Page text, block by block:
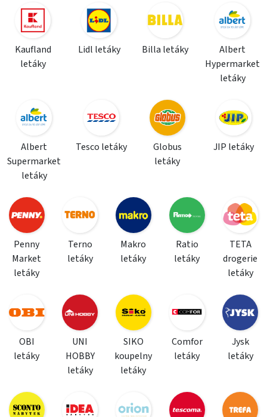
Kaufland
letáky
Lidl letáky Billa letáky
Albert
Hypermarket
letáky
Albert
Supermarket
letáky
Tesco letáky
Globus
letáky
JIP letáky
Penny
Market
letáky
Terno
letáky
Makro
letáky
Ratio
letáky
TETA
drogerie
letáky
OBI
letáky
UNI
HOBBY
letáky
SIKO
koupelny
letáky
Comfor
letáky
Jysk
letáky